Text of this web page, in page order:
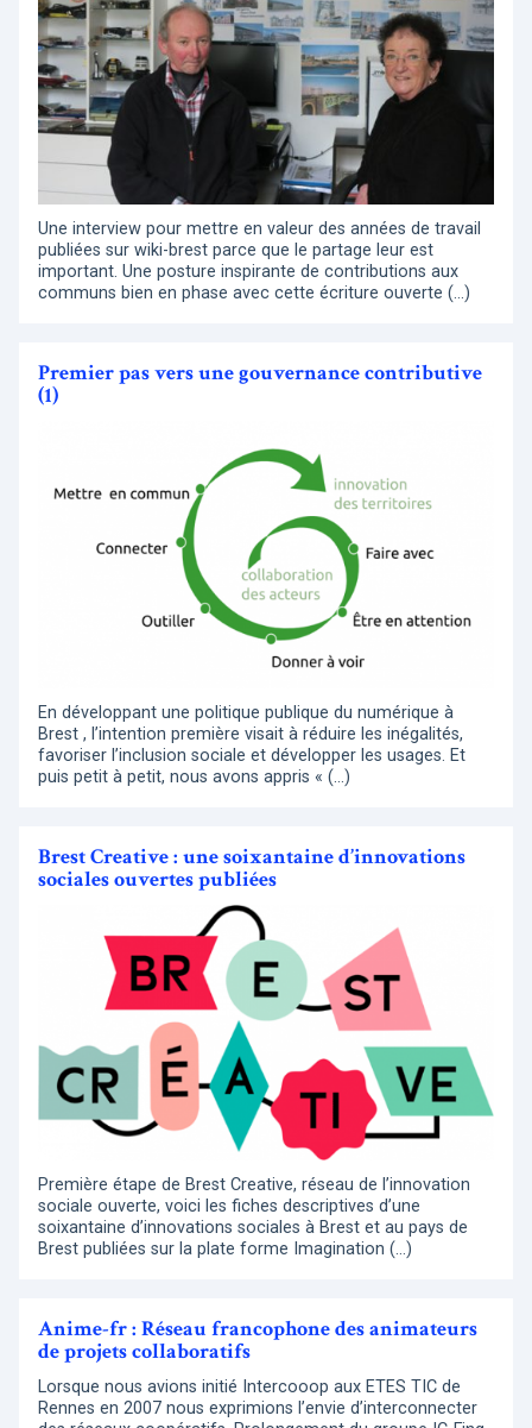
Une interview pour mettre en valeur des années de travail
publiées sur wiki-brest parce que le partage leur est
important. Une posture inspirante de contributions aux
communs bien en phase avec cette écriture ouverte (…)
Premier pas vers une gouvernance contributive
(1)
En développant une politique publique du numérique à
Brest , l’intention première visait à réduire les inégalités,
favoriser l’inclusion sociale et développer les usages. Et
puis petit à petit, nous avons appris « (…)
Brest Creative : une soixantaine d’innovations
sociales ouvertes publiées
Première étape de Brest Creative, réseau de l’innovation
sociale ouverte, voici les fiches descriptives d’une
soixantaine d’innovations sociales à Brest et au pays de
Brest publiées sur la plate forme Imagination (…)
Anime-fr : Réseau francophone des animateurs
de projets collaboratifs
Lorsque nous avions initié Intercooop aux ETES TIC de
Rennes en 2007 nous exprimions l’envie d’interconnecter